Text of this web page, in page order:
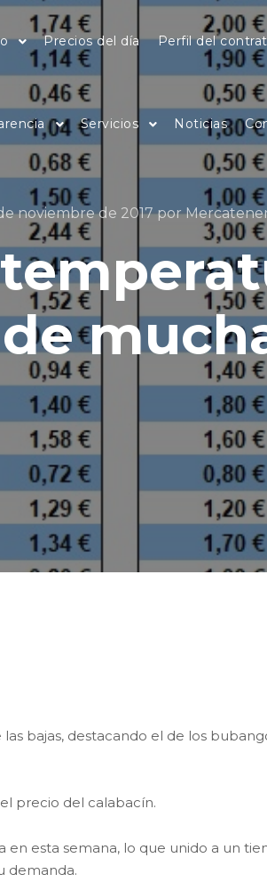
Precios del día Perfil del
Servicios Noticias
noviembre de 2017por
bajas, destacando el de los
precio del calabacín.
en esta semana, lo que unido a un
demanda.